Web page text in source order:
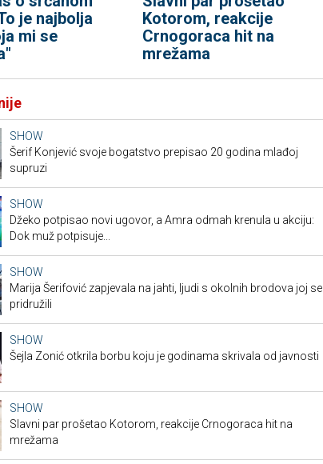
je najbolja
mi se
Kotorom, reakcije
Crnogoraca hit na
mrežama
SHOW
Šerif Konjević svoje bogatstvo prepisao 20 godina mlađoj
supruzi
SHOW
Džeko potpisao novi ugovor, a Amra odmah krenula u akciju:
Dok muž potpisuje...
SHOW
Marija Šerifović zapjevala na jahti, ljudi s okolnih brodova joj se
pridružili
SHOW
Šejla Zonić otkrila borbu koju je godinama skrivala od javnosti
SHOW
Slavni par prošetao Kotorom, reakcije Crnogoraca hit na
mrežama